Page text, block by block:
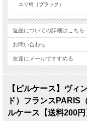
ユリ柄（ブラック）
返品についての詳細はこちら
お問い合わせ
友達にメールですすめる
【ピルケース】ヴィ
ド）フランスPARIS
ルケース【送料200円